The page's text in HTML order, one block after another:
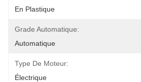
En Plastique
Grade Automatique:
Automatique
Type De Moteur:
Électrique